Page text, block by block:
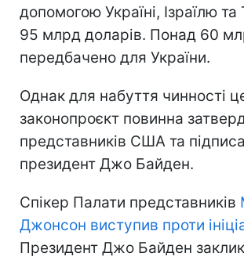
допомогою Україні, Ізраїлю
95 млрд доларів. Понад 60
передбачено для України.
Однак для набуття чинності
законопроєкт повинна
представників США та
президент Джо Байден.
Спікер Палати представників
Джонсон виступив проти
Президент Джо Байден